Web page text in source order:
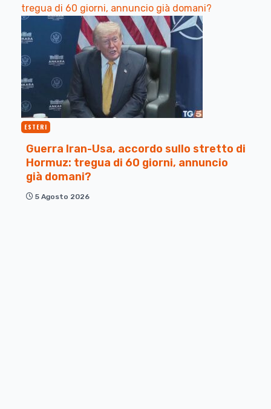
tregua di 60 giorni, annuncio già domani?
ESTERI
Guerra Iran-Usa, accordo sullo stretto di
Hormuz: tregua di 60 giorni, annuncio
già domani?
5 Agosto 2026